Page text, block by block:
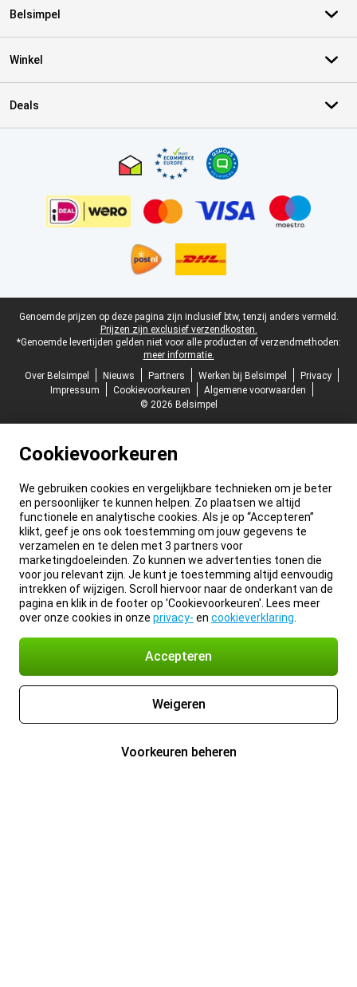
Belsimpel
Winkel
Deals
Juridische voettekst
Genoemde prijzen op deze pagina zijn inclusief btw, tenzij anders vermeld.
Prijzen zijn exclusief verzendkosten.
*Genoemde levertijden gelden niet voor alle producten of verzendmethoden:
meer informatie.
Over Belsimpel
Nieuws Partners Werken bij Belsimpel
Privacy
Impressum
Cookievoorkeuren
Algemene voorwaarden
© 2026 Belsimpel
Cookievoorkeuren
We gebruiken cookies en vergelijkbare technieken om je beter
en persoonlijker te kunnen helpen. Zo plaatsen we altijd
functionele en analytische cookies. Als je op “Accepteren”
klikt, geef je ons ook toestemming om jouw gegevens te
verzamelen en te delen met 3 partners voor
marketingdoeleinden. Zo kunnen we advertenties tonen die
voor jou relevant zijn. Je kunt je toestemming altijd eenvoudig
intrekken of wijzigen. Scroll hiervoor naar de onderkant van de
pagina en klik in de footer op 'Cookievoorkeuren'. Lees meer
over onze cookies in onze privacy- en cookieverklaring
Accepteren
Weigeren
Voorkeuren beheren